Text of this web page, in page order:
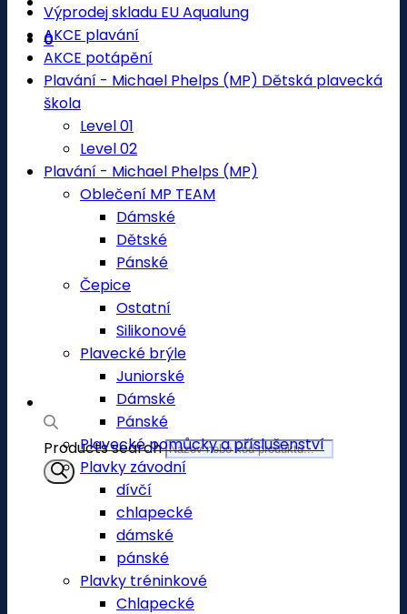
0
Products search
Výprodej skladu EU Aqualung
AKCE plavání
AKCE potápění
Plavání - Michael Phelps (MP) Dětská plavecká
škola
Level 01
Level 02
Plavání - Michael Phelps (MP)
Oblečení MP TEAM
Dámské
Dětské
Pánské
Čepice
Ostatní
Silikonové
Plavecké brýle
Juniorské
Dámské
Pánské
Plavecké pomůcky a příslušenství
Plavky závodní
dívčí
chlapecké
dámské
pánské
Plavky tréninkové
Chlapecké